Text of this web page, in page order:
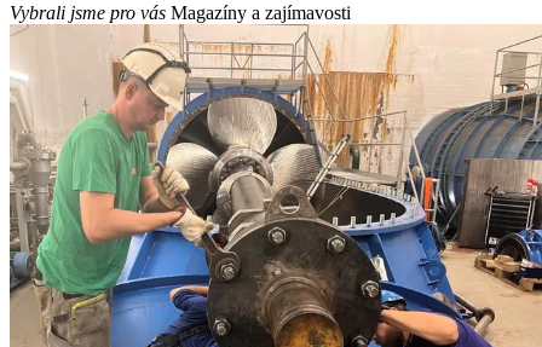
Vybrali jsme pro vás Magazíny a zajímavosti